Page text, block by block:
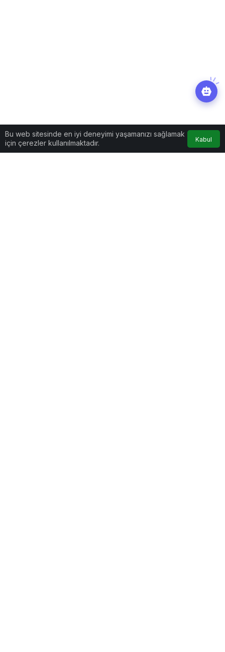
Bu web sitesinde en iyi deneyimi yaşamanızı sağlamak
için çerezler kullanılmaktadır.
Kabul